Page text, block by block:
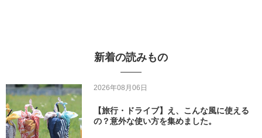
新着の読みもの
2026年08月06日
【旅行・ドライブ】え、こんな風に使える
の？意外な使い方を集めました。